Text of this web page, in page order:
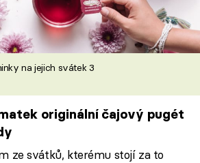
na jejich svátek 3
originální čajový pugét
ze svátků, kterému stojí za to